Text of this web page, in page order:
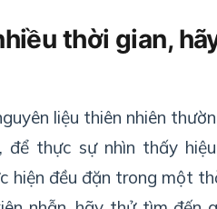
thời gian,
liệu thiên nhiên
để thực sự nhìn thấy
hiện đều đặn trong một